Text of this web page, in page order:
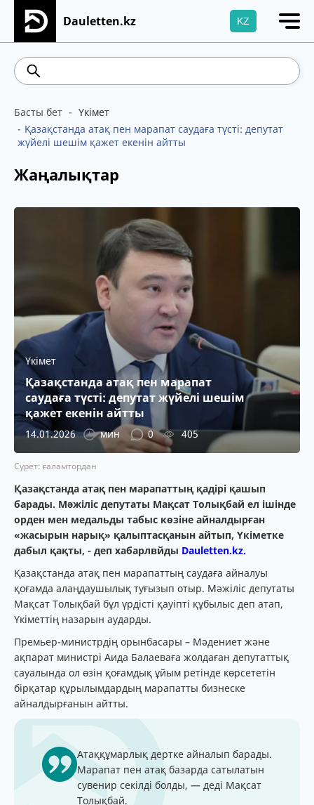
Dauletten.kz KZ
Сіздің өтінішіңіз сәтті жіберілді, Рақмет!
Басты бет
Үкімет
Қазақстанда атақ пен марапат саудаға түсті: депутат
жүйелі шешім қажет екенін айтты
Жаңалықтар
Үкімет
Қазақстанда атақ пен марапат
саудаға түсті: депутат жүйелі шешім
қажет екенін айтты
14.01.2026 мин 0 405
Сурет: ғаламтордан
Қазақстанда атақ пен марапаттың қадірі қашып
барады. Мәжіліс депутаты Мақсат Толықбай ел ішінде
орден мен медальды табыс көзіне айналдырған
«жасырын нарық» қалыптасқанын айтып, Үкіметке
дабыл қақты, - деп хабарлвйды Dauletten.kz.
Қазақстанда атақ пен марапаттың саудаға айналуы
қоғамда алаңдаушылық туғызып отыр. Мәжіліс депутаты
Мақсат Толықбай бұл үрдісті қауіпті құбылыс деп атап,
Үкіметтің назарын аударды.
Премьер-министрдің орынбасары – Мәдениет және
ақпарат министрі Аида Балаеваға жолдаған депутаттық
сауалында ол өзін қоғамдық ұйым ретінде көрсететін
бірқатар құрылымдардың марапатты бизнеске
айналдырғанын айтты.
Атаққұмарлық дертке айналып барады.
Марапат пен атақ базарда сатылатын
сувенир секілді болды, — деді Мақсат
Толықбай.